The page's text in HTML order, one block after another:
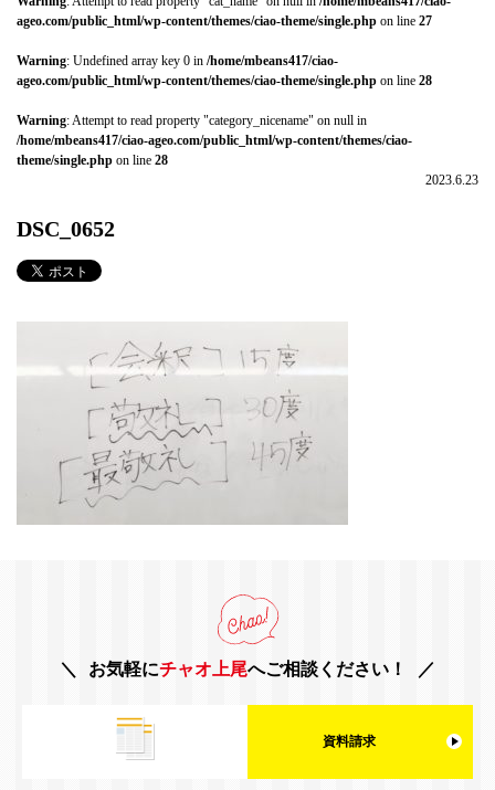
ageo.com/public_html/wp-content/themes/ciao-theme/single.php on line 27
Warning: Undefined array key 0 in /home/mbeans417/ciao-
ageo.com/public_html/wp-content/themes/ciao-theme/single.php on line 28
Warning: Attempt to read property "category_nicename" on null in
/home/mbeans417/ciao-ageo.com/public_html/wp-content/themes/ciao-
theme/single.php on line 28
2023.6.23
DSC_0652
お気軽にチャオ上尾へご相談ください！
資料請求